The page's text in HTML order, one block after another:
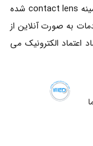
کنون موفق به دریافت مجوز رسمی فروش در زمینه contact lens شده
خدمات به صورت آنلاین از
الکترونیک می